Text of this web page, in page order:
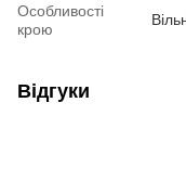
Особливості
крою
Відгуки